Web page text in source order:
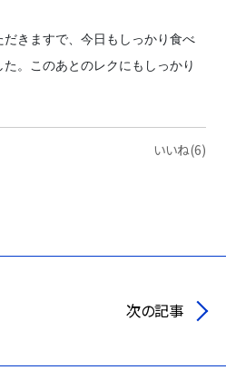
きますで、今日もしっかり食べ
。このあとのレクにもしっかり
いいね(6)
次の記事